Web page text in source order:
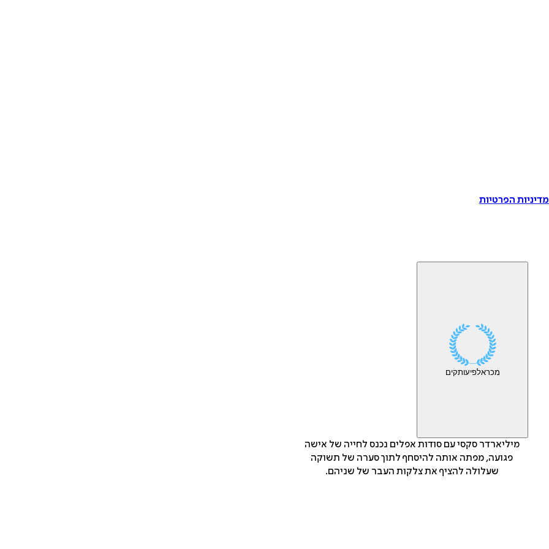
הפרטיות
מכראלפיעותקים
מיליארדר סקסי עם סודות אפלים נכנס לחייה של אישה
פגועה, מפתה אותה להיסחף לתוך סערה של תשוקה
שעלולה להציף את צלקות העבר של שניהם.